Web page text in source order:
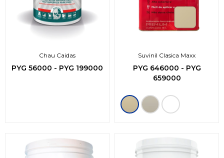
Chau Caidas
PYG 56000 - PYG 199000
Suvinil Clasica Maxx
PYG 646000 - PYG
659000